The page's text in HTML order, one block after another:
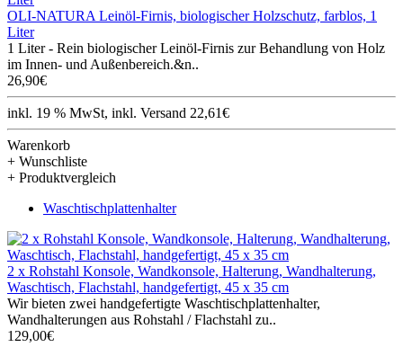
OLI-NATURA Leinöl-Firnis, biologischer Holzschutz, farblos, 1
Liter
1 Liter - Rein biologischer Leinöl-Firnis zur Behandlung von Holz
im Innen- und Außenbereich.&n..
26,90€
inkl. 19 % MwSt, inkl. Versand 22,61€
Warenkorb
+ Wunschliste
+ Produktvergleich
Waschtischplattenhalter
2 x Rohstahl Konsole, Wandkonsole, Halterung, Wandhalterung,
Waschtisch, Flachstahl, handgefertigt, 45 x 35 cm
Wir bieten zwei handgefertigte Waschtischplattenhalter,
Wandhalterungen aus Rohstahl / Flachstahl zu..
129,00€